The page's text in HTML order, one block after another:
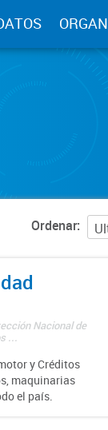
Ordenar
Nacional de
...
y Créditos
maquinarias
el país.